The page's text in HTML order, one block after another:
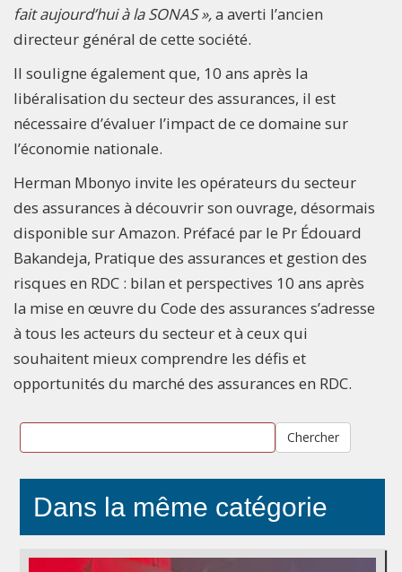
fait aujourd’hui à la SONAS »,a averti l’ancien
directeur général de cette société.
Il souligne également que, 10 ans après la
libéralisation du secteur des assurances, il est
nécessaire d’évaluer l’impact de ce domaine sur
l’économie nationale.
Herman Mbonyo invite les opérateurs du secteur
des assurances à découvrir son ouvrage, désormais
disponible sur Amazon. Préfacé par le Pr Édouard
Bakandeja, Pratique des assurances et gestion des
risques en RDC : bilan et perspectives 10 ans après
la mise en œuvre du Code des assurances s’adresse
à tous les acteurs du secteur et à ceux qui
souhaitent mieux comprendre les défis et
opportunités du marché des assurances en RDC.
Chercher
Dans la même catégorie